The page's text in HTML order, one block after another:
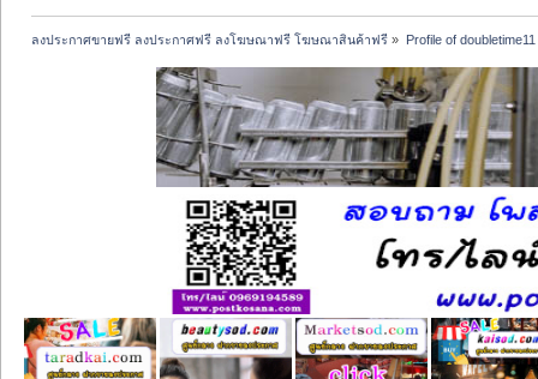
ลงประกาศขายฟรี ลงประกาศฟรี ลงโฆษณาฟรี โฆษณาสินค้าฟรี » Profile of doubletime11